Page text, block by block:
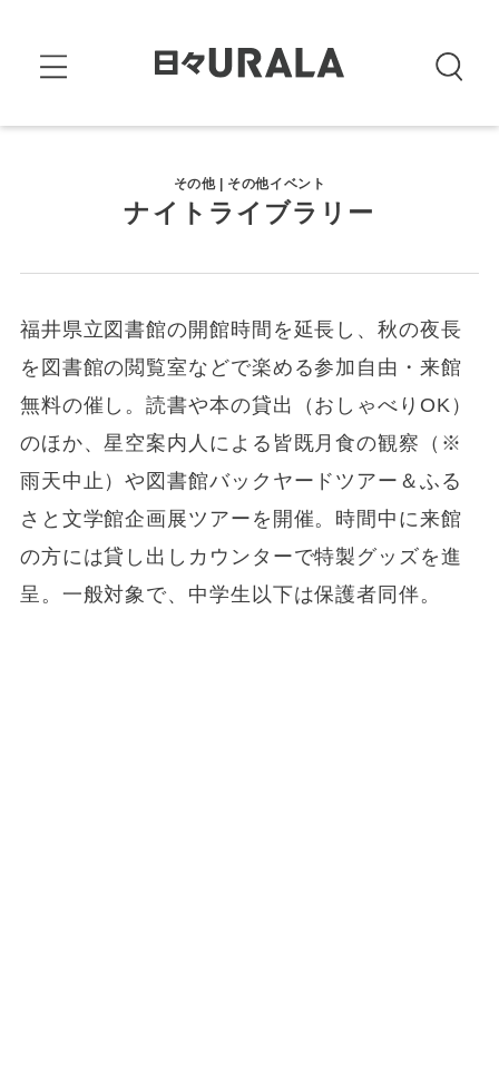
その他 | その他イベント
ナイトライブラリー
福井県立図書館の開館時間を延長し、秋の夜長
を図書館の閲覧室などで楽める参加自由・来館
無料の催し。読書や本の貸出（おしゃべりOK）
のほか、星空案内人による皆既月食の観察（※
雨天中止）や図書館バックヤードツアー＆ふる
さと文学館企画展ツアーを開催。時間中に来館
の方には貸し出しカウンターで特製グッズを進
呈。一般対象で、中学生以下は保護者同伴。